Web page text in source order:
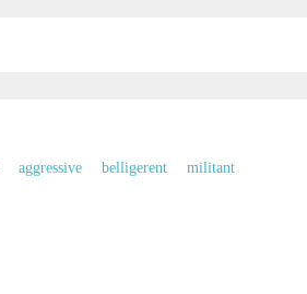
aggressive belligerent
militant